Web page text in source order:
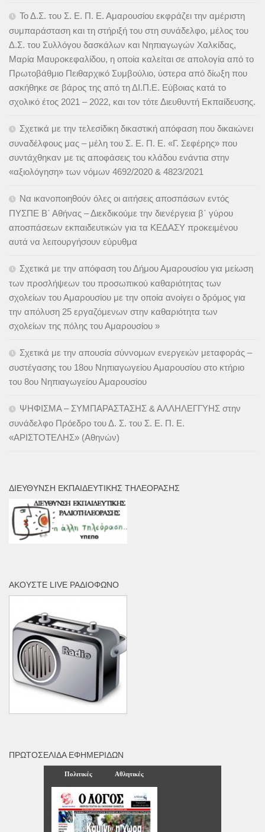
Το Δ.Σ. του Σ. Ε. Π. Ε. Αμαρουσίου εκφράζει την αμέριστη
συμπαράσταση και τη στήριξή του στη συνάδελφο, μέλος του
Δ.Σ. του Συλλόγου δασκάλων και Νηπιαγωγών Χαλκίδας,
Μαρία Μαυροκεφαλίδου, η οποία καλείται σε απολογία από το
Πρωτοβάθμιο Πειθαρχικό Συμβούλιο, ύστερα από δίωξη που
ασκήθηκε σε βάρος της από τη ΔΙ.Π.Ε. Εύβοιας κατά το
σχολικό έτος 2021 – 2022, και τον τότε Διευθυντή Εκπαίδευσης.
Σχετικά με την τελεσίδικη δικαστική απόφαση που δικαιώνει
συναδέλφους μας – μέλη του Σ. Ε. Π. Ε. «Γ. Σεφέρης» που
συντάχθηκαν με τις αποφάσεις του κλάδου ενάντια στην
«αξιολόγηση» των νόμων 4692/2020 & 4823/2021
Να ικανοποιηθούν όλες οι αιτήσεις αποσπάσων εντός
ΠΥΣΠΕ Β΄ Αθήνας – Διεκδικούμε την διενέργεια β΄ γύρου
αποσπάσεων εκπαιδευτικών για τα ΚΕΔΑΣΥ προκειμένου
αυτά να λειτουργήσουν εύρυθμα
Σχετικά με την απόφαση του Δήμου Αμαρουσίου για μείωση
των προσλήψεων του προσωπικού καθαριότητας των
σχολείων του Αμαρουσίου με την οποία ανοίγει ο δρόμος για
την απόλυση 25 εργαζόμενων στην καθαριότητα των
σχολείων της πόλης του Αμαρουσίου »
Σχετικά με την απουσία σύννομων ενεργειών μεταφοράς –
συστέγασης του 18ου Νηπιαγωγείου Αμαρουσίου στο κτήριο
του 8ου Νηπιαγωγείου Αμαρουσίου
ΨΗΦΙΣΜΑ – ΣΥΜΠΑΡΑΣΤΑΣΗΣ & ΑΛΛΗΛΕΓΓΥΗΣ στην
συνάδελφο Πρόεδρο του Δ. Σ. του Σ. Ε. Π. Ε.
«ΑΡΙΣΤΟΤΕΛΗΣ» (Αθηνών)
ΔΙΕΎΘΥΝΣΗ ΕΚΠΑΙΔΕΥΤΙΚΉΣ ΤΗΛΕΌΡΑΣΗΣ
ΑΚΟΎΣΤΕ LIVE ΡΑΔΙΌΦΩΝΟ
ΠΡΩΤΟΣΈΛΙΔΑ ΕΦΗΜΕΡΊΔΩΝ